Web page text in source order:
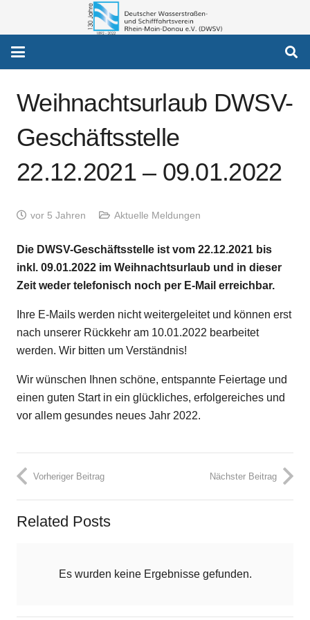
Weihnachtsurlaub DWSV-
Geschäftsstelle
22.12.2021 – 09.01.2022
vor 5 Jahren Aktuelle Meldungen
Die DWSV-Geschäftsstelle ist vom 22.12.2021 bis
inkl. 09.01.2022 im Weihnachtsurlaub und in dieser
Zeit weder telefonisch noch per E-Mail erreichbar.
Ihre E-Mails werden nicht weitergeleitet und können erst
nach unserer Rückkehr am 10.01.2022 bearbeitet
werden. Wir bitten um Verständnis!
Wir wünschen Ihnen schöne, entspannte Feiertage und
einen guten Start in ein glückliches, erfolgereiches und
vor allem gesundes neues Jahr 2022.
Vorheriger Beitrag Nächster Beitrag
Related Posts
Es wurden keine Ergebnisse gefunden.